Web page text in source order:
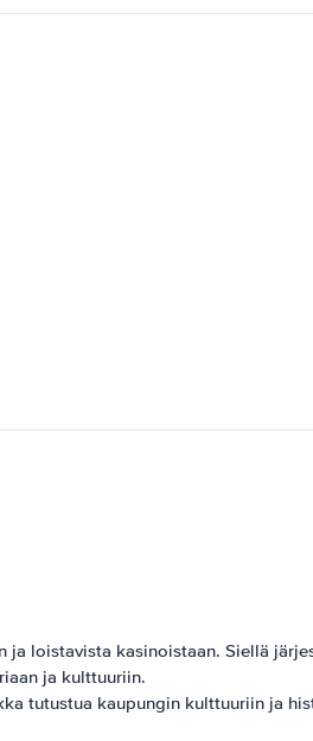
​​ja loistavista kasinoistaan. Siellä
ja kulttuuriin.
tutustua kaupungin kulttuuriin ja